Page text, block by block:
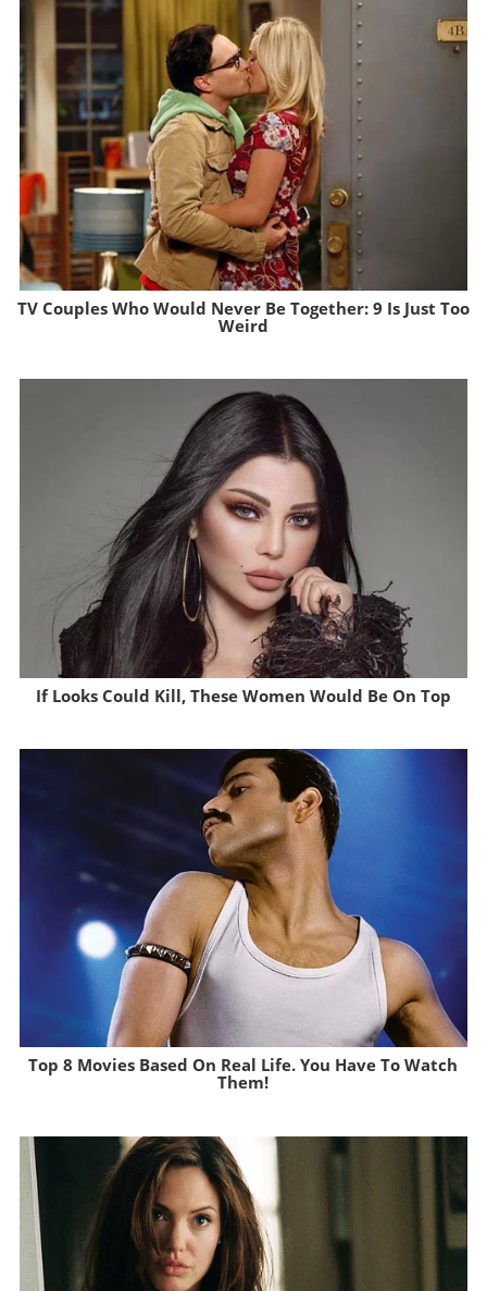
TV Couples Who Would Never Be Together: 9 Is Just Too
Weird
If Looks Could Kill, These Women Would Be On Top
Top 8 Movies Based On Real Life. You Have To Watch
Them!